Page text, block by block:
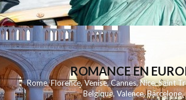
ROMANCE EN
Rome,Florence,Venise,Cannes,Nice,Saint
Belgique,Valence,Barcelone,